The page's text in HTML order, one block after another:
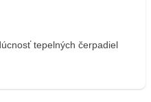
tepelných čerpadiel